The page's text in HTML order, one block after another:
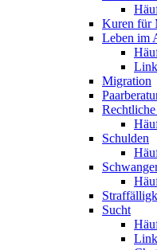
Kuren für
Leben im
Migration
Schulden
Sucht